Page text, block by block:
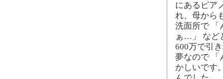
にあるピア
れ、母から
洗面所で 「
ぁ…」 など
600万で引
夢なので 「
かしいです